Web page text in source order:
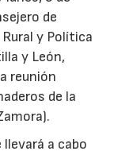
de
y Política
y León,
reunión
de la
a cabo